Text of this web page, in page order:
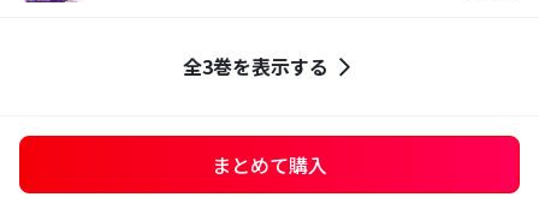
全3巻を表示する
まとめて購入